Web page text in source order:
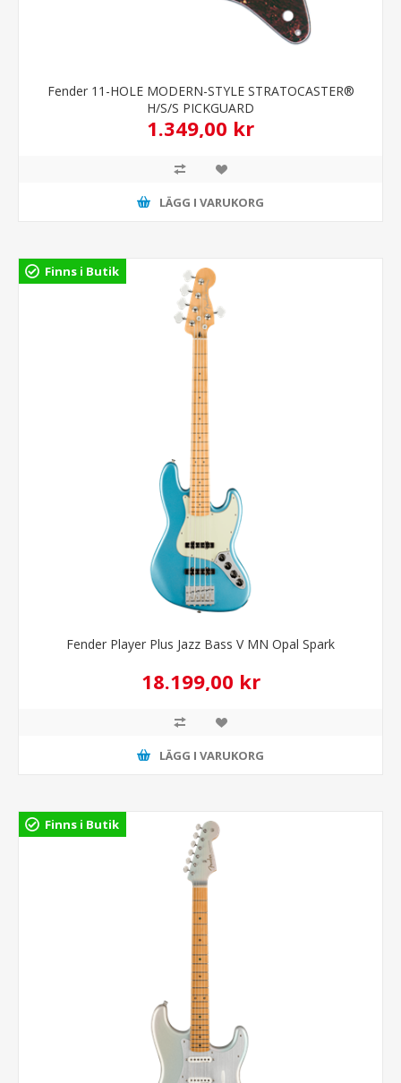
Fender 11-HOLE MODERN-STYLE STRATOCASTER®
H/S/S PICKGUARD
1.349,00 kr
LÄGG I VARUKORG
Finns i Butik
Fender Player Plus Jazz Bass V MN Opal Spark
18.199,00 kr
LÄGG I VARUKORG
Finns i Butik